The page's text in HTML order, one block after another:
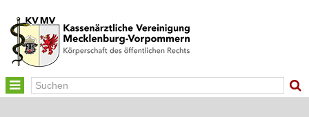
Toggle
navigation